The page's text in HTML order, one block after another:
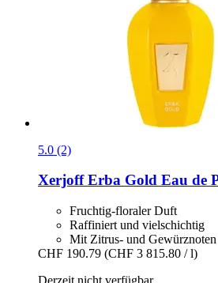
5.0 (2)
XerjoffErba Gold Eau de
Fruchtig-floraler Duft
Raffiniert und vielschichtig
Mit Zitrus- und Gewürznoten
CHF 190.79 (CHF 3 815.80 / l)
Derzeit nicht verfügbar